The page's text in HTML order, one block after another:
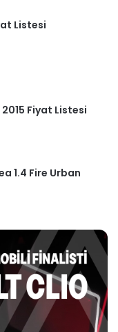
Listesi
Fiyat Listesi
1.4 Fire Urban